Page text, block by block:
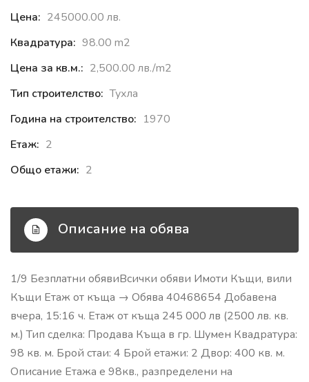
Цена: 245000.00 лв.
Квадратура: 98.00 m2
Цена за кв.м.: 2,500.00 лв./m2
Тип строителство: Тухла
Година на строителство: 1970
Етаж: 2
Общо етажи: 2
Описание на обява
1/9 Безплатни обявиВсички обяви Имоти Къщи, вили
Къщи Етаж от къща → Обява 40468654 Добавена
вчера, 15:16 ч. Етаж от къща 245 000 лв (2500 лв. кв.
м.) Тип сделка: Продава Къща в гр. Шумен Квадратура:
98 кв. м. Брой стаи: 4 Брой етажи: 2 Двор: 400 кв. м.
Описание ️Етажа е 98кв., разпределени на